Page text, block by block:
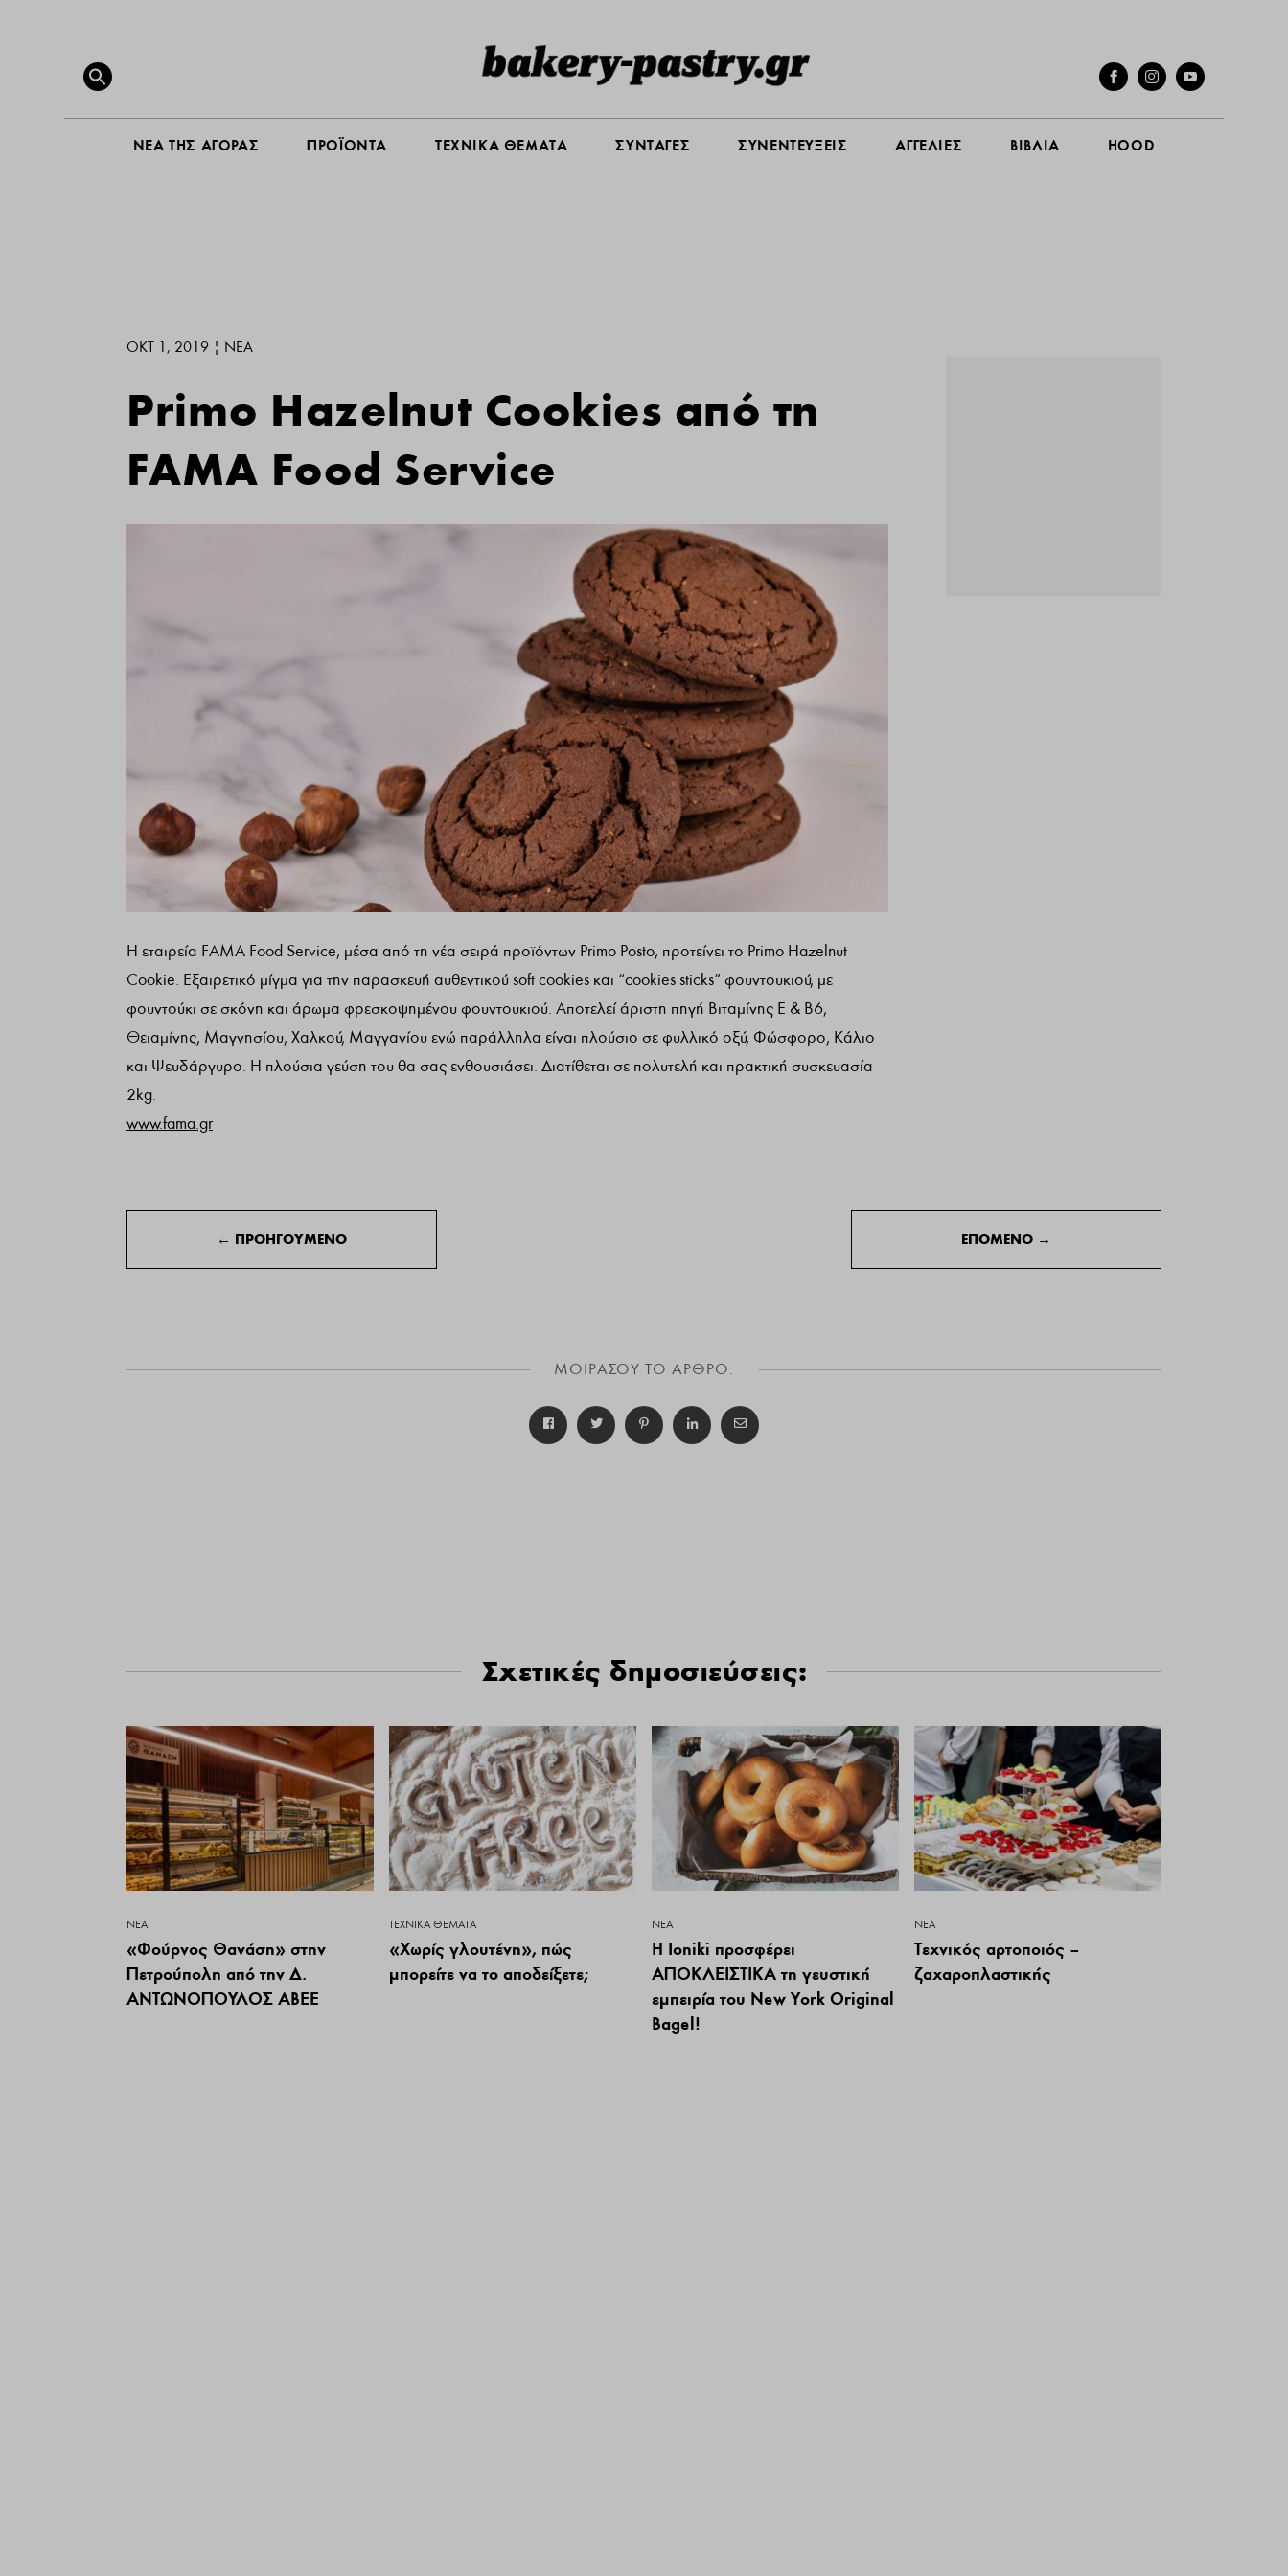
Search
for:
SEARCH BUTTON
ΝΕΑ ΤΗΣ ΑΓΟΡΑΣ ΠΡΟΪΟΝΤΑ ΤΕΧΝΙΚΑ ΘΕΜΑΤΑ ΣΥΝΤΑΓΕΣ ΣΥΝΕΝΤΕΥΞΕΙΣ ΑΓΓΕΛΙΕΣ ΒΙΒΛΙΑ HOOD
HOOD
ΟΚΤ 1, 2019 | ΝΕΑ
Primo Hazelnut Cookies από τη
FAMA Food Service
Η εταιρεία FAMA Food Service, μέσα από τη νέα σειρά προϊόντων Primo Posto, προτείνει το Primo Hazelnut
Cookie. Εξαιρετικό μίγμα για την παρασκευή αυθεντικού soft cookies και “cookies sticks” φουντουκιού, με
φουντούκι σε σκόνη και άρωμα φρεσκοψημένου φουντουκιού. Αποτελεί άριστη πηγή Βιταμίνης Ε & Β6,
Θειαμίνης, Μαγνησίου, Χαλκού, Μαγγανίου ενώ παράλληλα είναι πλούσιο σε φυλλικό οξύ, Φώσφορο, Κάλιο
και Ψευδάργυρο. Η πλούσια γεύση του θα σας ενθουσιάσει. Διατίθεται σε πολυτελή και πρακτική συσκευασία
2kg.
www.fama.gr
← ΠΡΟΗΓΟΥΜΕΝΟ ΕΠΟΜΕΝΟ →
ΜΟΙΡΑΣΟΥ ΤΟ ΑΡΘΡΟ:
Σχετικές δημοσιεύσεις:
ΝΕΑ
«Φούρνος Θανάση» στην
Πετρούπολη από την Δ.
ΑΝΤΩΝΟΠΟΥΛΟΣ ΑΒΕΕ
ΤΕΧΝΙΚΆ ΘΈΜΑΤΑ
«Χωρίς γλουτένη», πώς
μπορείτε να το αποδείξετε;
ΝΕΑ
Η Ioniki προσφέρει
ΑΠΟΚΛΕΙΣΤΙΚΑ τη γευστική
εμπειρία του New York Original
Bagel!
ΝΕΑ
Τεχνικός αρτοποιός –
ζαχαροπλαστικής